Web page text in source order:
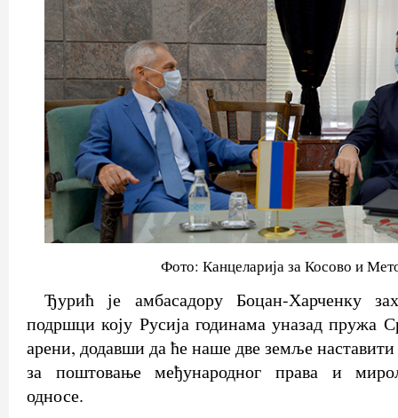
Фото: Канцеларија за Косово и
Ђурић је амбасадору Боцан-Харченку
подршци коју Русија годинама уназад пружа
арени, додавши да ће наше две земље наставити
за поштовање међународног права и
односе.